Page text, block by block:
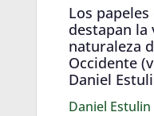
Los
destapan la
naturaleza
Occidente
Daniel
Daniel